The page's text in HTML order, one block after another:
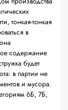
тонкая-тонкая
в
содержание
будет
в партии не
и мусора.
6Б, 7Б,